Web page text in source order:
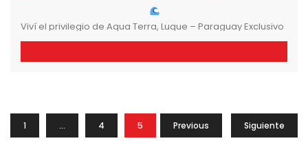
Viví el privilegio de Aqua Terra, Luque – Paraguay Exclusivo
lote en uno de los barrios cerrados más distinguidos de la
USD 185.000 Un entorno diseñado para quienes buscan
calidad de vida, seguridad y confort, rodeado de
Previous
1 … 4 5 6 Siguiente